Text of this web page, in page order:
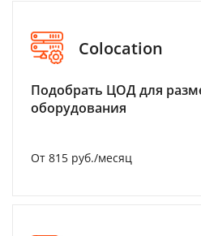
Colocation
Подобрать ЦОД для
оборудования
От 815 руб./месяц